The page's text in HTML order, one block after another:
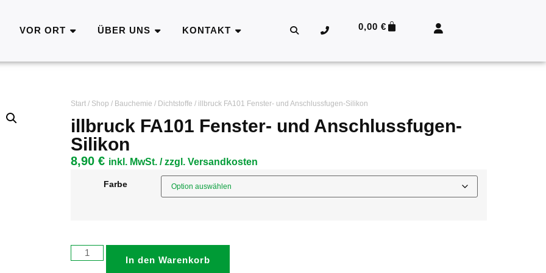
VOR ORT ÜBER UNS KONTAKT 0,00€
Start/ Shop / Bauchemie / Dichtstoffe / illbruck FA101 Fenster- und Anschlussfugen-Silikon
illbruck FA101 Fenster- und Anschlussfugen-
Silikon
8,90 € inkl. MwSt. / zzgl. Versandkosten
Farbe
In den Warenkorb